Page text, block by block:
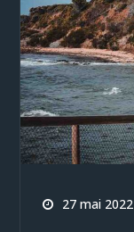
27 mai 2022